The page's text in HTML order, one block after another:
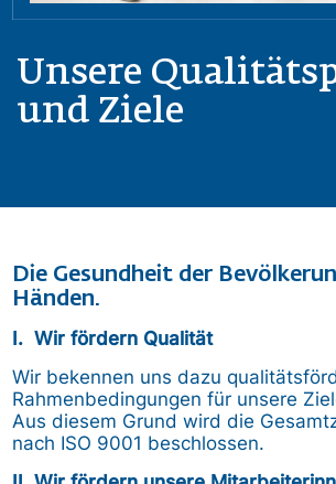
Unsere
und Ziele
Die Gesundheit der
Händen.
I. Wir fördern Qualität
Wir bekennen uns dazu
Rahmenbedingungen für unsere
Aus diesem Grund wird die
nach ISO 9001 beschlossen.